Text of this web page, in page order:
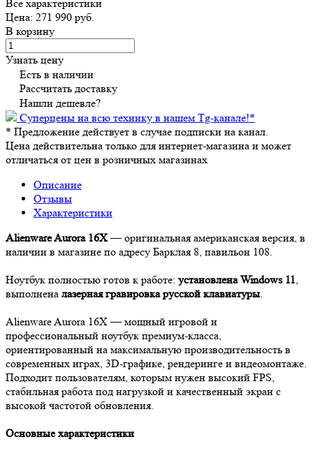
Все характеристики
Цена: 271 990 руб.
В корзину
Узнать цену
Есть в наличии
Рассчитать доставку
Нашли дешевле?
Суперцены на всю технику в нашем Tg-канале!*
* Предложение действует в случае подписки на канал.
Цена действительна только для интернет-магазина и может
отличаться от цен в розничных магазинах
Описание
Отзывы
Характеристики
Alienware Aurora 16X— оригинальная американская версия, в
наличии в магазине по адресу Барклая 8, павильон 108.
Ноутбук полностью готов к работе: установлена Windows 11,
выполнена лазерная гравировка русской клавиатуры.
Alienware Aurora 16X — мощный игровой и
профессиональный ноутбук премиум-класса,
ориентированный на максимальную производительность в
современных играх, 3D-графике, рендеринге и видеомонтаже.
Подходит пользователям, которым нужен высокий FPS,
стабильная работа под нагрузкой и качественный экран с
высокой частотой обновления.
Основные характеристики